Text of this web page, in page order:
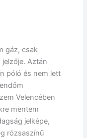
gáz, csak
jelzője. Aztán
póló és nem lett
Velencében
mentem
jelképe,
rózsaszínű